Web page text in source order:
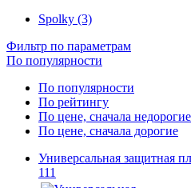
Spolky (3)
Фильтр по параметрам
По популярности
По популярности
По рейтингу
По цене, сначала недорогие
По цене, сначала дорогие
Универсальная защитная
111